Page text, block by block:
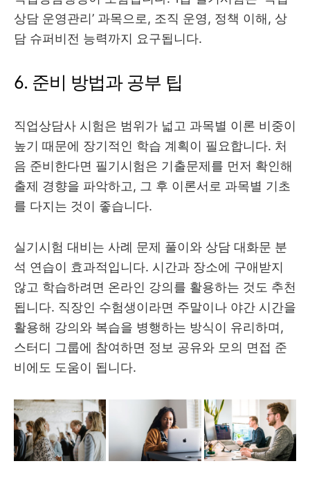
상담 운영관리’ 과목으로, 조직 운영, 정책 이해, 상
담 슈퍼비전 능력까지 요구됩니다.
6. 준비 방법과 공부 팁
직업상담사 시험은 범위가 넓고 과목별 이론 비중이
높기 때문에 장기적인 학습 계획이 필요합니다. 처
음 준비한다면 필기시험은 기출문제를 먼저 확인해
출제 경향을 파악하고, 그 후 이론서로 과목별 기초
를 다지는 것이 좋습니다.
실기시험 대비는 사례 문제 풀이와 상담 대화문 분
석 연습이 효과적입니다. 시간과 장소에 구애받지
않고 학습하려면 온라인 강의를 활용하는 것도 추천
됩니다. 직장인 수험생이라면 주말이나 야간 시간을
활용해 강의와 복습을 병행하는 방식이 유리하며,
스터디 그룹에 참여하면 정보 공유와 모의 면접 준
비에도 도움이 됩니다.